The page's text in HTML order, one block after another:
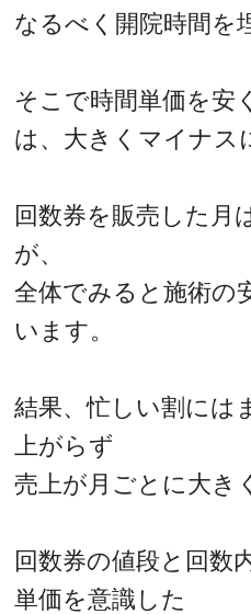
なるべく開院時間を
そこで時間単価を安
は、大きくマイナス
回数券を販売した月
が、
全体でみると施術の
います。
結果、忙しい割には
上がらず
売上が月ごとに大き
回数券の値段と回数
単価を意識した